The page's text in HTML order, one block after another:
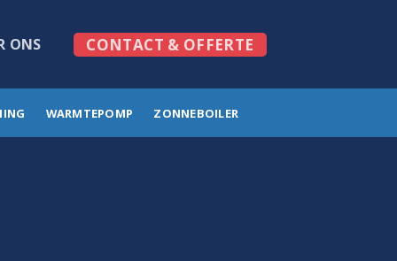
ONS CONTACT & OFFERTE
WARMTEPOMP ZONNEBOILER